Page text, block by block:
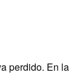
perdido. En la